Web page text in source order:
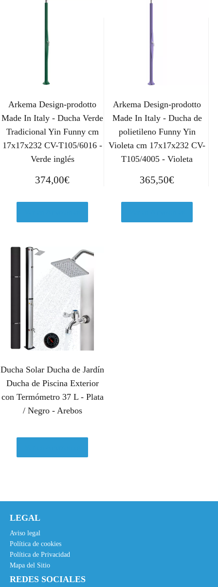
Arkema Design-prodotto
Made In Italy - Ducha Verde
Tradicional Yin Funny cm
17x17x232 CV-T105/6016 -
Verde inglés
374,00€
Arkema Design-prodotto
Made In Italy - Ducha de
polietileno Funny Yin
Violeta cm 17x17x232 CV-
T105/4005 - Violeta
365,50€
Ducha Solar Ducha de Jardín
Ducha de Piscina Exterior
con Termómetro 37 L - Plata
/ Negro - Arebos
LEGAL
Aviso legal
Política de cookies
Política de Privacidad
Mapa del Sitio
REDES SOCIALES